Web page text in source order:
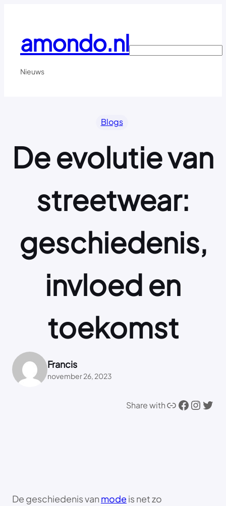
inhoudamondo.nl
Nieuws
Search
Blogs
De evolutie van
streetwear:
geschiedenis,
invloed en
toekomst
Francis
november 26, 2023
Share withLink Facebook Instagram Twitter
De geschiedenis van mode is net zo